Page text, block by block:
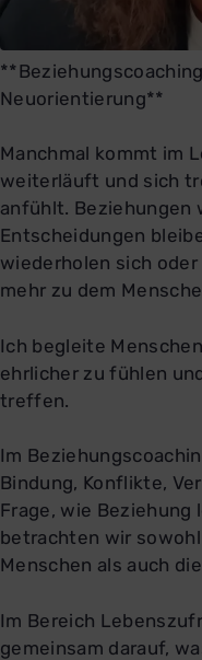
Neuorientierung**
Manchmal kommt im
weiterläuft und sich
anfühlt. Beziehungen
Entscheidungen
wiederholen sich
mehr zu dem
Ich begleite
ehrlicher zu fühlen
treffen.
Im
Bindung, Konflikte,
Frage, wie Beziehung
betrachten wir
Menschen als auch
Im Bereich
gemeinsam darauf,